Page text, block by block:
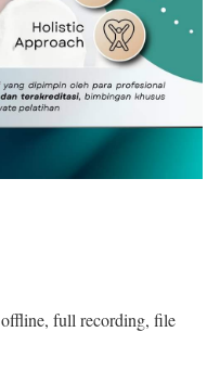
full recording, file